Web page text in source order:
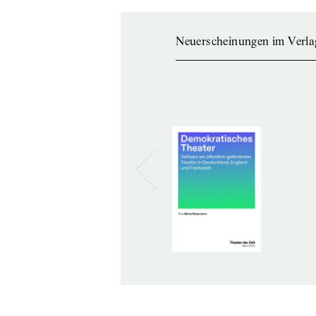
Neuerscheinungen im